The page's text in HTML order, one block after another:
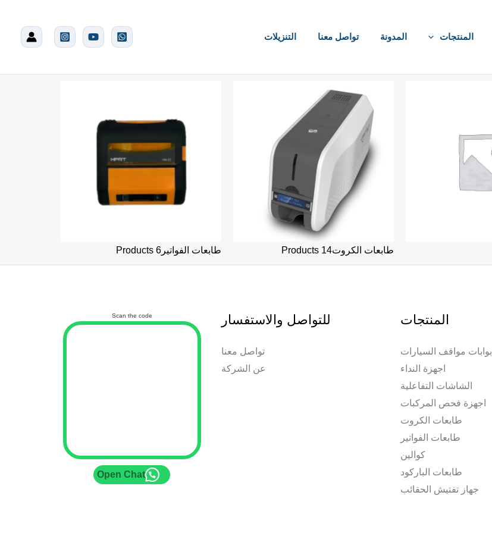
المنتجات المدونة تواصل معنا التنزيلات
طابعات الكروت14 Products طابعات الفواتير 6 Products
المنتجات
بوابات مواقف السيارات
اجهزة النداء
الشاشات التفاعلية
اجهزة فحص المركبات
طابعات الكروت
طابعات الفواتير
كوالين
طابعات الباركود
جهاز تفتيش الحقائب
للتواصل والاستفسار
تواصل معنا
عن الشركة
Scan the code
Open Chat